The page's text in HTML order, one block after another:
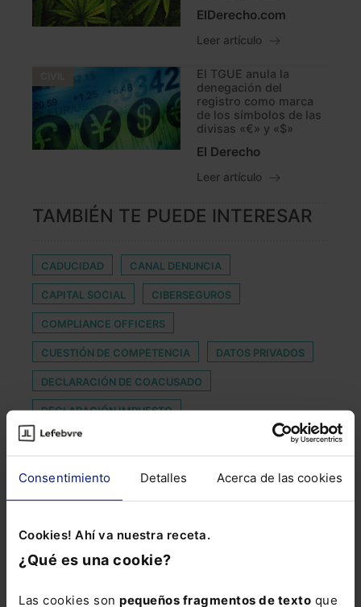
Consentimiento Detalles Acerca de las cookies
Cookies! Ahí va nuestra receta.
¿Qué es una cookie?
Las cookies son pequeños fragmentos de texto que
ElDerecho.com
Leer artículo
El TGUE anula la
denegación del
registro como marca
de los símbolos de las
divisas «€» y «$»
El Derecho
Leer artículo
TAMBIÉN TE PUEDE INTERESAR
CADUCIDAD CANAL DENUNCIA
CAPITAL SOCIAL CIBERSEGUROS
COMPLIANCE OFFICERS
CUESTIÓN DE COMPETENCIA DATOS PRIVADOS
DECLARACIÓN DE COACUSADO
DECLARACIÓN IMPUESTO
DERECHO GEOESPACIAL
ESTATUTO DE TRABAJADORES IMSERSO
INCUMPLIMIENTO DE OBLIGACIÓN DE PREAVISO
NUEVO DIRECTOR PARTICIPACIÓN TELEMÁTICA